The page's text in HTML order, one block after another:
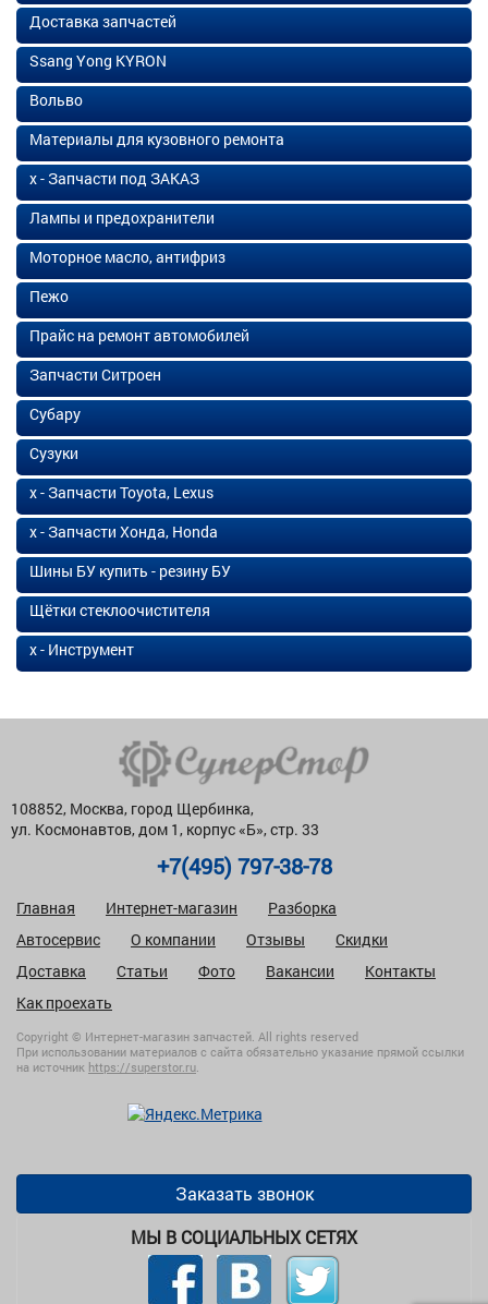
Доставка запчастей
Ssang Yong KYRON
Вольво
Материалы для кузовного ремонта
х - Запчасти под ЗАКАЗ
Лампы и предохранители
Моторное масло, антифриз
Пежо
Прайс на ремонт автомобилей
Запчасти Ситроен
Субару
Сузуки
х - Запчасти Toyota, Lexus
х - Запчасти Хонда, Honda
Шины БУ купить - резину БУ
Щётки стеклоочистителя
х - Инструмент
108852, Москва, город Щербинка,
ул. Космонавтов, дом 1, корпус «Б», стр. 33
+7(495) 797-38-78
Главная Интернет-магазин
Разборка
Автосервис
О компании Отзывы
Скидки
Доставка
Статьи Фото Вакансии
Контакты
Как проехать
Copyright © Интернет-магазин запчастей. All rights reserved
При использовании материалов с сайта обязательно указание прямой ссылки
на источник https://superstor.ru.
Заказать звонок
МЫ В СОЦИАЛЬНЫХ СЕТЯХ